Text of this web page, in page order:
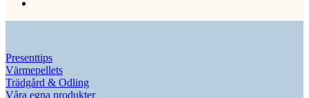
Presenttips
Värmepellets
Trädgård & Odling
Våra egna produkter